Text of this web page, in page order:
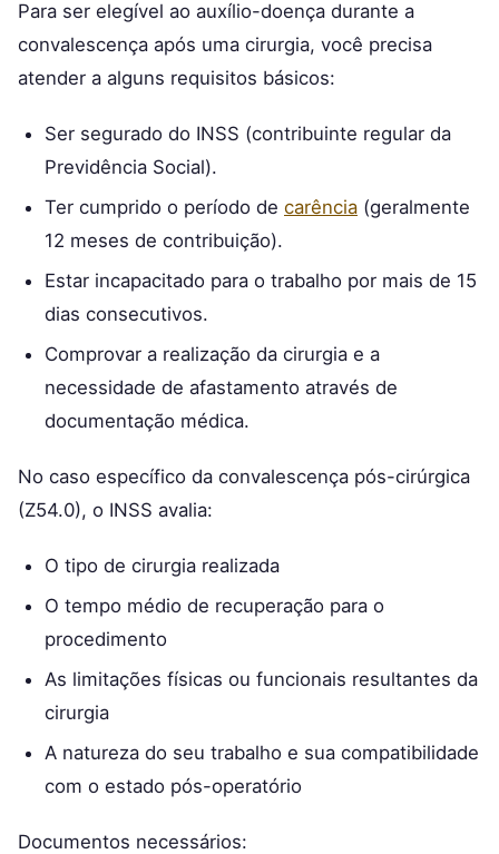
Para ser elegível ao auxílio-doença durante a
convalescença após uma cirurgia, você precisa
atender a alguns requisitos básicos:
Ser segurado do INSS (contribuinte regular da
Previdência Social).
Ter cumprido o período de carência (geralmente
12 meses de contribuição).
Estar incapacitado para o trabalho por mais de 15
dias consecutivos.
Comprovar a realização da cirurgia e a
necessidade de afastamento através de
documentação médica.
No caso específico da convalescença pós-cirúrgica
(Z54.0), o INSS avalia:
O tipo de cirurgia realizada
O tempo médio de recuperação para o
procedimento
As limitações físicas ou funcionais resultantes da
cirurgia
A natureza do seu trabalho e sua compatibilidade
com o estado pós-operatório
Documentos necessários: